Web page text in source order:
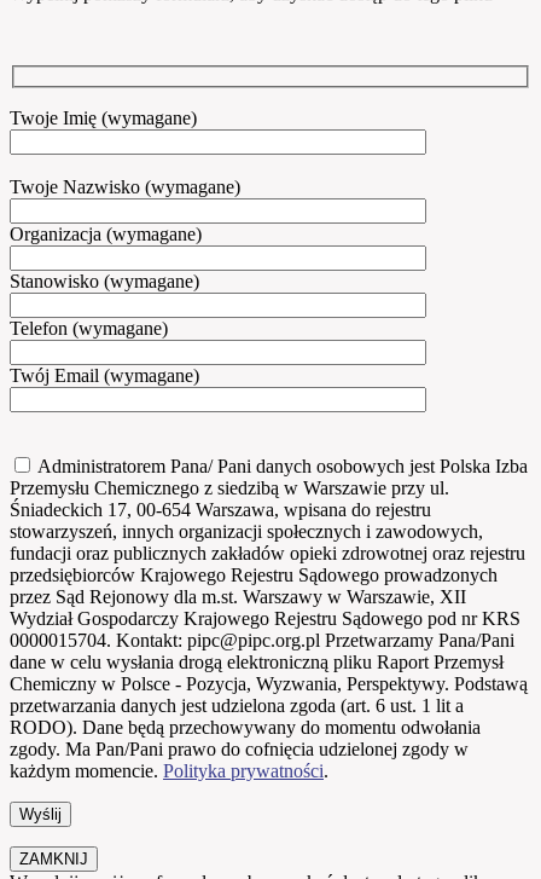
Twoje Imię (wymagane)
Twoje Nazwisko (wymagane)
Organizacja (wymagane)
Stanowisko (wymagane)
Telefon (wymagane)
Twój Email (wymagane)
Administratorem Pana/ Pani danych osobowych jest Polska Izba
Przemysłu Chemicznego z siedzibą w Warszawie przy ul.
Śniadeckich 17, 00-654 Warszawa, wpisana do rejestru
stowarzyszeń, innych organizacji społecznych i zawodowych,
fundacji oraz publicznych zakładów opieki zdrowotnej oraz rejestru
przedsiębiorców Krajowego Rejestru Sądowego prowadzonych
przez Sąd Rejonowy dla m.st. Warszawy w Warszawie, XII
Wydział Gospodarczy Krajowego Rejestru Sądowego pod nr KRS
0000015704. Kontakt: pipc@pipc.org.pl Przetwarzamy Pana/Pani
dane w celu wysłania drogą elektroniczną pliku Raport Przemysł
Chemiczny w Polsce - Pozycja, Wyzwania, Perspektywy. Podstawą
przetwarzania danych jest udzielona zgoda (art. 6 ust. 1 lit a
RODO). Dane będą przechowywany do momentu odwołania
zgody. Ma Pan/Pani prawo do cofnięcia udzielonej zgody w
każdym momencie. Polityka prywatności.
ZAMKNIJ